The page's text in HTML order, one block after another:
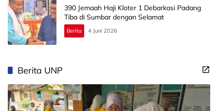
390 Jemaah Haji Kloter 1 Debarkasi Padang
Tiba di Sumbar dengan Selamat
Berita 4 Juni 2026
Berita UNP